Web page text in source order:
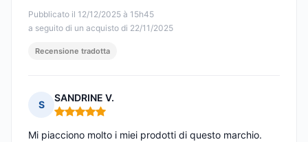
Pubblicato il 12/12/2025 à 15h45
a seguito di un acquisto di 22/11/2025
Recensione tradotta
S
SANDRINE V.
Nota: 5 su 5
Mi piacciono molto i miei prodotti di questo marchio.